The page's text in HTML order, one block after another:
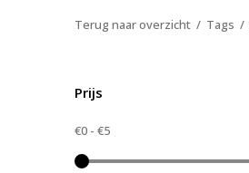
Terug naar overzicht Tags
Prijs
€0 - €5